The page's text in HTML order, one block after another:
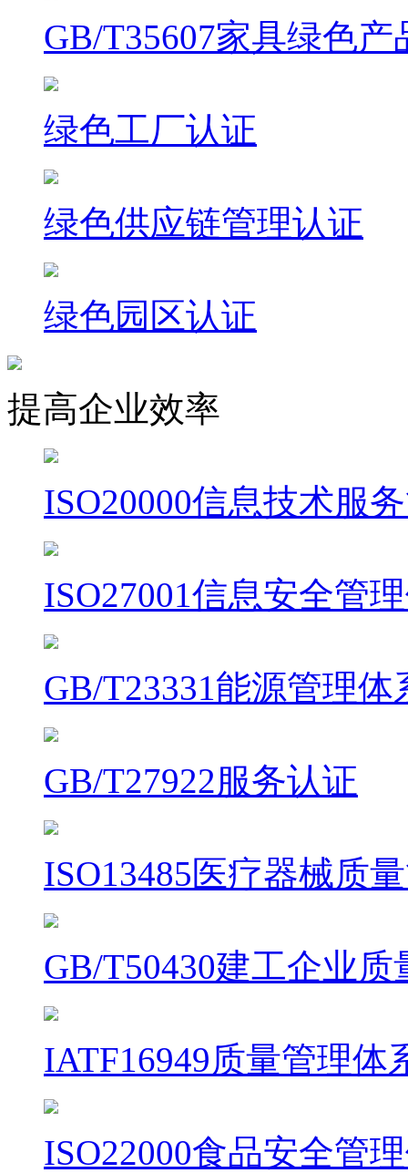
GB/T35607家具绿色产
绿色工厂认证
绿色供应链管理认证
绿色园区认证
提高企业效率
ISO20000信息技术服
ISO27001信息安全管
GB/T23331能源管理体
GB/T27922服务认证
ISO13485医疗器械质
GB/T50430建工企业
IATF16949质量管理体
ISO22000食品安全管